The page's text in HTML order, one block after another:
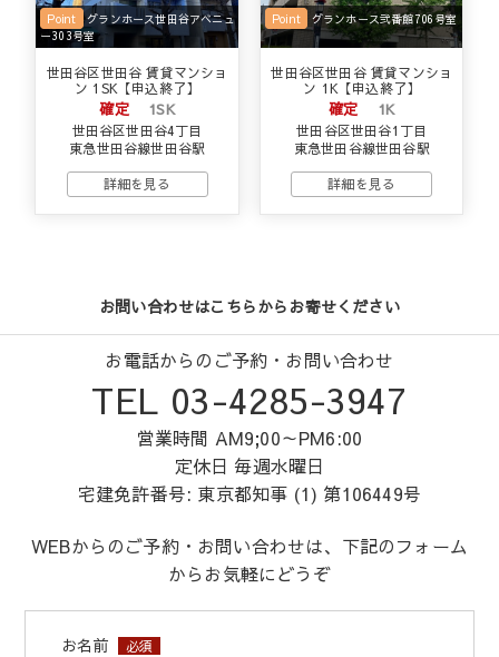
世田谷区世田谷 賃貸マンショ
ン 1SK【申込終了】
確定 1SK
世田谷区世田谷4丁目
東急世田谷線世田谷駅
詳細を見る
Point
グランホース世田谷アベニュ
ー303号室
世田谷区世田谷 賃貸マンショ
ン 1K【申込終了】
確定 1K
世田谷区世田谷1丁目
東急世田谷線世田谷駅
詳細を見る
Point グランホース弐番館706号室
お問い合わせはこちらからお寄せください
お電話からのご予約・お問い合わせ
TEL 03-4285-3947
営業時間 AM9;00～PM6:00
定休日 毎週水曜日
宅建免許番号: 東京都知事 (1) 第106449号
WEBからのご予約・お問い合わせは、下記のフォーム
からお気軽にどうぞ
お名前 必須